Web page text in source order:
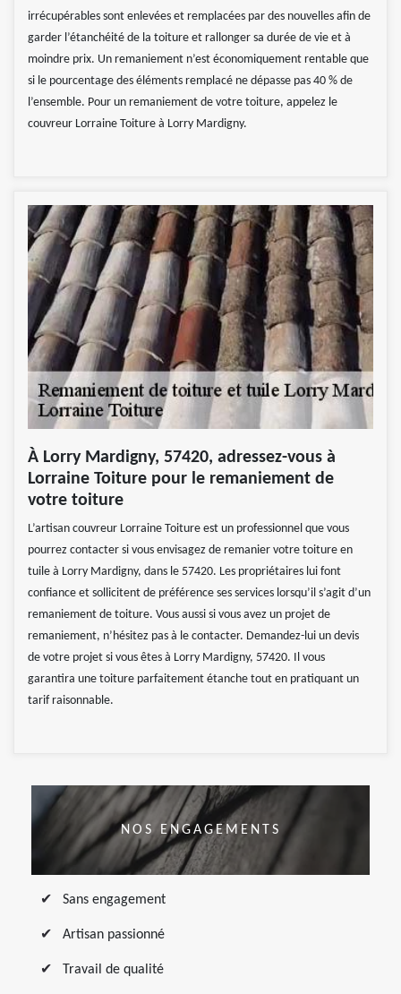
irrécupérables sont enlevées et remplacées par des nouvelles afin de
garder l’étanchéité de la toiture et rallonger sa durée de vie et à
moindre prix. Un remaniement n’est économiquement rentable que
si le pourcentage des éléments remplacé ne dépasse pas 40 % de
l’ensemble. Pour un remaniement de votre toiture, appelez le
couvreur Lorraine Toiture à Lorry Mardigny.
À Lorry Mardigny, 57420, adressez-vous à
Lorraine Toiture pour le remaniement de
votre toiture
L’artisan couvreur Lorraine Toiture est un professionnel que vous
pourrez contacter si vous envisagez de remanier votre toiture en
tuile à Lorry Mardigny, dans le 57420. Les propriétaires lui font
confiance et sollicitent de préférence ses services lorsqu’il s’agit d’un
remaniement de toiture. Vous aussi si vous avez un projet de
remaniement, n’hésitez pas à le contacter. Demandez-lui un devis
de votre projet si vous êtes à Lorry Mardigny, 57420. Il vous
garantira une toiture parfaitement étanche tout en pratiquant un
tarif raisonnable.
NOS ENGAGEMENTS
Sans engagement
Artisan passionné
Travail de qualité